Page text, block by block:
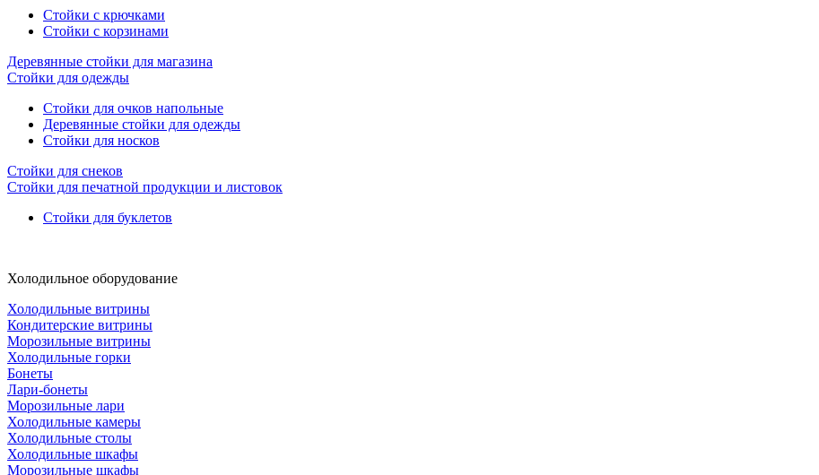
Стойки с крючками
Стойки с корзинами
Деревянные стойки для магазина
Стойки для одежды
Стойки для очков напольные
Деревянные стойки для одежды
Стойки для носков
Стойки для снеков
Стойки для печатной продукции и листовок
Стойки для буклетов
Холодильное оборудование
Холодильные витрины
Кондитерские витрины
Морозильные витрины
Холодильные горки
Бонеты
Лари-бонеты
Морозильные лари
Холодильные камеры
Холодильные столы
Холодильные шкафы
Морозильные шкафы